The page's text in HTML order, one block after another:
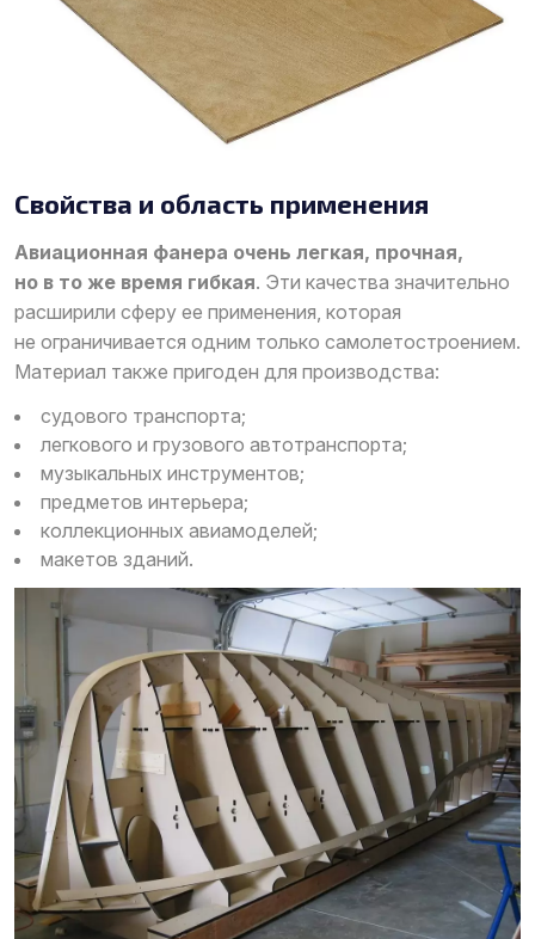
Свойства и область применения
Авиационная фанера очень легкая, прочная,
но в то же время гибкая. Эти качества значительно
расширили сферу ее применения, которая
не ограничивается одним только самолетостроением.
Материал также пригоден для производства:
судового транспорта;
легкового и грузового автотранспорта;
музыкальных инструментов;
предметов интерьера;
коллекционных авиамоделей;
макетов зданий.